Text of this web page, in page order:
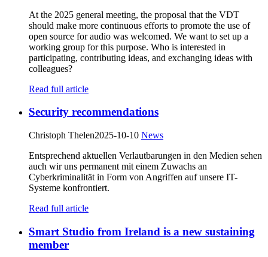
At the 2025 general meeting, the proposal that the VDT
should make more continuous efforts to promote the use of
open source for audio was welcomed. We want to set up a
working group for this purpose. Who is interested in
participating, contributing ideas, and exchanging ideas with
colleagues?
Read full article
Security recommendations
Christoph Thelen2025-10-10 News
Entsprechend aktuellen Verlautbarungen in den Medien sehen
auch wir uns permanent mit einem Zuwachs an
Cyberkriminalität in Form von Angriffen auf unsere IT-
Systeme konfrontiert.
Read full article
Smart Studio from Ireland is a new sustaining
member